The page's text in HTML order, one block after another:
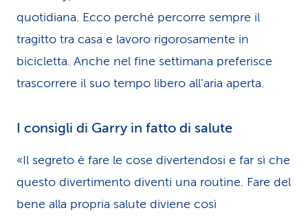
quotidiana. Ecco perché percorre sempre il
tragitto tra casa e lavoro rigorosamente in
bicicletta. Anche nel fine settimana preferisce
trascorrere il suo tempo libero all’aria aperta.
I consigli di Garry in fatto di salute
«Il segreto è fare le cose divertendosi e far sì che
questo divertimento diventi una routine. Fare del
bene alla propria salute diviene così